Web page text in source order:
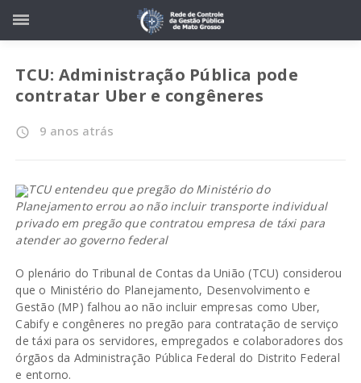
TCU: Administração Pública pode
contratar Uber e congêneres
access_time 9 anos atrás
TCU entendeu que pregão do Ministério do
Planejamento errou ao não incluir transporte individual
privado em pregão que contratou empresa de táxi para
atender ao governo federal
O plenário do Tribunal de Contas da União (TCU) considerou
que o Ministério do Planejamento, Desenvolvimento e
Gestão (MP) falhou ao não incluir empresas como Uber,
Cabify e congêneres no pregão para contratação de serviço
de táxi para os servidores, empregados e colaboradores dos
órgãos da Administração Pública Federal do Distrito Federal
e entorno.